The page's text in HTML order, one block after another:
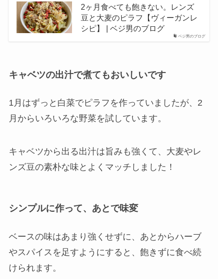
ベジ男のブログ
2ヶ月食べても飽きない。レンズ
豆と大麦のピラフ【ヴィーガンレ
シピ】 | ベジ男のブログ
キャベツの出汁で煮てもおいしいです
1月はずっと白菜でピラフを作っていましたが、2
月からいろいろな野菜を試しています。
キャベツから出る出汁は旨みも強くて、大麦やレ
ンズ豆の素朴な味とよくマッチしました！
シンプルに作って、あとで味変
ベースの味はあまり強くせずに、あとからハーブ
やスパイスを足すようにすると、飽きずに食べ続
けられます。